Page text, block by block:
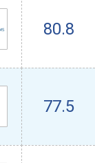
80.8
77.5